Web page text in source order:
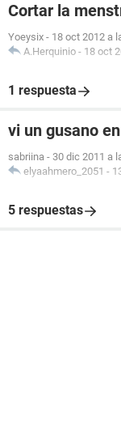
Cortar la
Yoeysix - 18 oct 2012 a
A.Herquinio - 18 oct
1 respuesta
vi un gusano
sabriina - 30 dic 2011 a
elyaahmero_2051 -
5 respuestas